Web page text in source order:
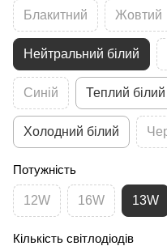
Блакитний Жовтий
Нейтральний білий
Синій Теплий білий
Холодний білий
Потужність
12W 16W 13W
Кількість світлодіодів